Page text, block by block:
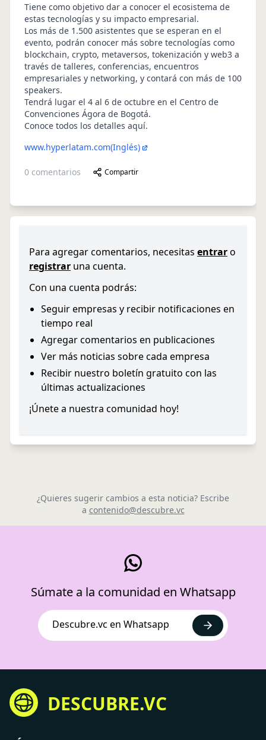
Tiene como objetivo dar a conocer el ecosistema de
estas tecnologías y su impacto empresarial.
Los más de 1.500 asistentes que se esperan en el
evento, podrán conocer más sobre tecnologías como
blockchain, crypto, metaversos, tokenización y web3 a
través de talleres, conferencias, encuentros
empresariales y networking, y contará con más de 100
speakers.
Tendrá lugar el 4 al 6 de octubre en el Centro de
Convenciones Ágora de Bogotá.
Conoce todos los detalles aquí.
www.hyperlatam.com(Inglés)
0 comentarios Compartir
Para agregar comentarios, necesitas entraro
registrar una cuenta.
Con una cuenta podrás:
Seguir empresas y recibir notificaciones en
tiempo real
Agregar comentarios en publicaciones
Ver más noticias sobre cada empresa
Recibir nuestro boletín gratuito con las
últimas actualizaciones
¡Únete a nuestra comunidad hoy!
¿Quieres sugerir cambios a esta noticia? Escribe
a contenido@descubre.vc
Súmate a la comunidad en Whatsapp
Descubre.vc en Whatsapp
DESCUBRE.VC